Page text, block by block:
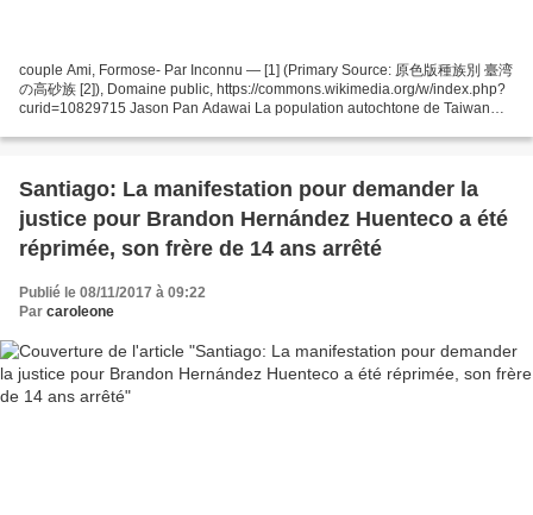
couple Ami, Formose- Par Inconnu — [1] (Primary Source: 原色版種族別 臺湾
の高砂族 [2]), Domaine public, https://commons.wikimedia.org/w/index.php?
curid=10829715 Jason Pan Adawai La population autochtone de Taiwan
Santiago: La manifestation pour demander la
justice pour Brandon Hernández Huenteco a été
réprimée, son frère de 14 ans arrêté
Publié le 08/11/2017 à 09:22
Par caroleone